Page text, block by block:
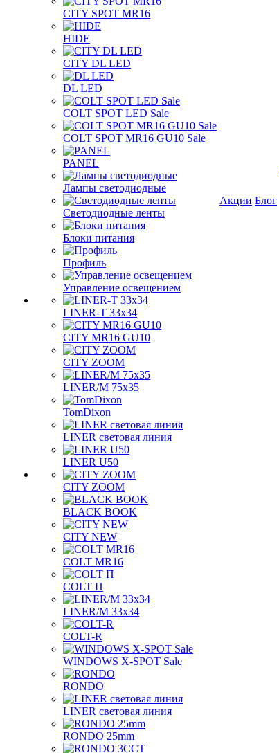
CITY SPOT MR16
HIDE
CITY DL LED
DL LED
COLT SPOT LED Sale
COLT SPOT MR16 GU10 Sale
PANEL
Лампы светодиодные
Светодиодные ленты
Блоки питания
Профиль
Управление освещением
LINER-T 33x34
CITY MR16 GU10
CITY ZOOM
LINER/M 75х35
TomDixon
LINER световая линия
LINER U50
CITY ZOOM
BLACK BOOK
CITY NEW
COLT MR16
COLT П
LINER/М 33х34
COLT-R
WINDOWS X-SPOT Sale
RONDO
LINER световая линия
RONDO 25mm
Акции Блог